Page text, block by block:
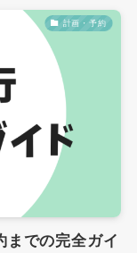
計画・予約
までの完全ガイ